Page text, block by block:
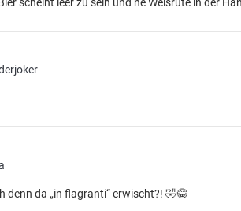
denn da „in flagranti“ erwischt?! 🤣😂